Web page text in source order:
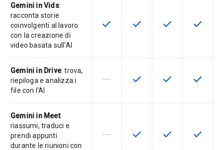
Gemini in Vids:
racconta storie
coinvolgenti al lavoro
con la creazione di
video basata sull'AI
Questa funzionalità è disponibile
check Questa funzionalità è
check Questa
check Questa
check
Gemini in Drive: trova,
riepiloga e analizza i
file con l'AI
La funzionalità non è supportata
horizontal_rule Questa funzionalità è
check Questa
check Questa
check
Gemini in Meet:
riassumi, traduci e
prendi appunti
durante le riunioni con
La funzionalità non è supportata
horizontal_rule Questa funzionalità è
check Questa
check Questa
check